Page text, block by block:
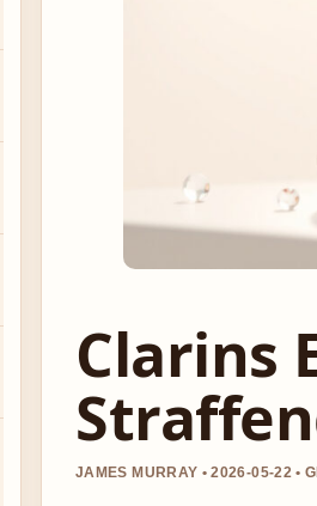
Clarins
JAMES MURRAY • 2026-05-22 •